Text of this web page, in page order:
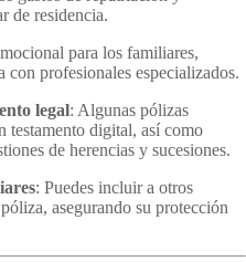
de residencia.
para los familiares,
profesionales especializados.
legal: Algunas pólizas
testamento digital, así como
de herencias y sucesiones.
: Puedes incluir a otros
asegurando su protección